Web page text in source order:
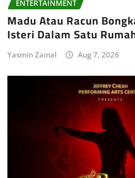
ENTERTAINMENT
Madu Atau Racun
Isteri Dalam Satu
Yasmin Zainal Aug 7, 2026